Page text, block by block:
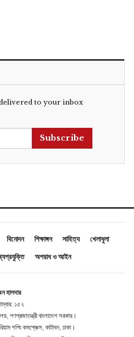
to your inbox
Subscribe
বিনোদন শিক্ষাঙ্গন সাহিত্য
খেলাধুলা
অপরাধ ও আইন
হালদার
১৫২
গণপ্রজাতন্ত্রী বাংলাদেশ সরকার।
শপিং কমপ্লেক্স, কাটাবন, ঢাকা।